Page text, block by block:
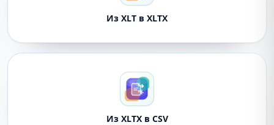
Из XLT в XLTX
Из XLTX в CSV